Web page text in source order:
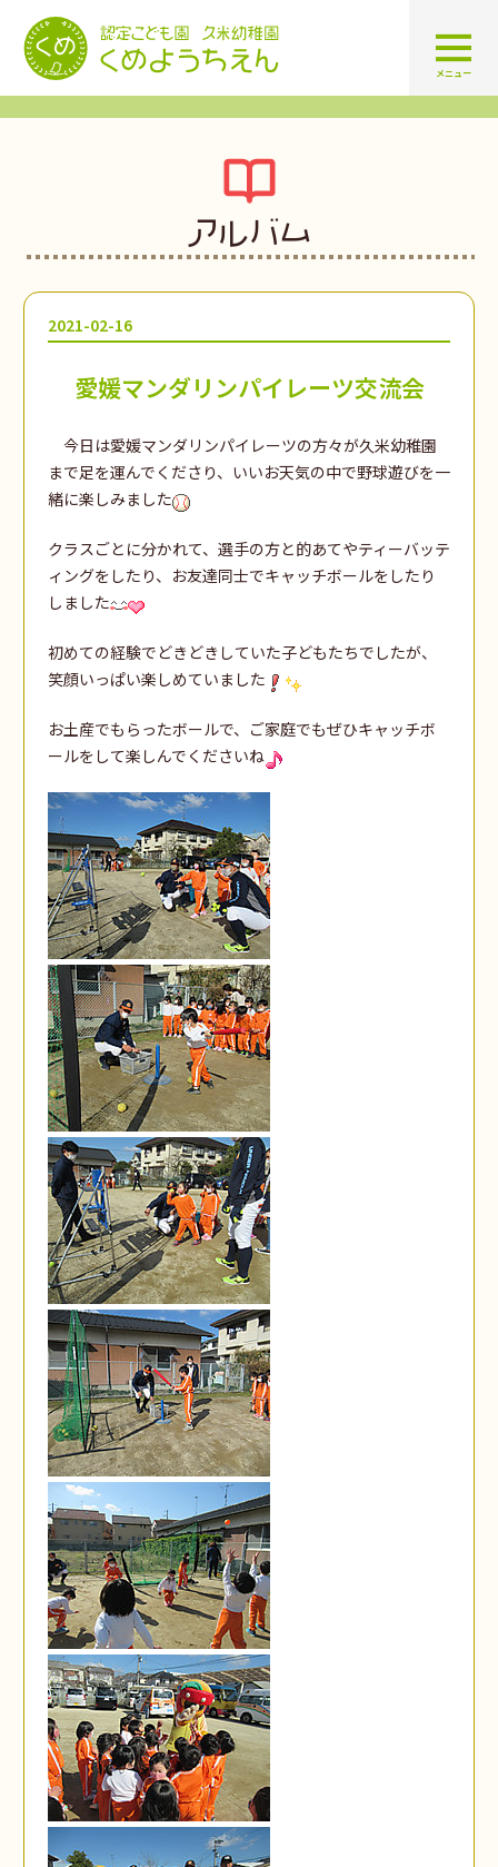
認定こども園 学校法人久米幼
メニュー
アルバム
2021-02-16
愛媛マンダリンパイレーツ交流会
今日は愛媛マンダリンパイレーツの方々が久米幼稚園
まで足を運んでくださり、いいお天気の中で野球遊びを一
緒に楽しみました
クラスごとに分かれて、選手の方と的あてやティーバッテ
ィングをしたり、お友達同士でキャッチボールをしたり
しました
初めての経験でどきどきしていた子どもたちでしたが、
笑顔いっぱい楽しめていました
お土産でもらったボールで、ご家庭でもぜひキャッチボ
ールをして楽しんでくださいね